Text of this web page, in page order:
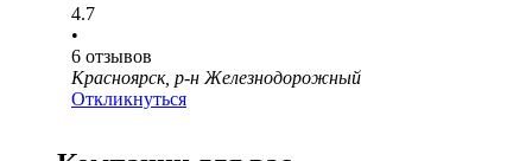
4.7
•
6 отзывов
Красноярск, р-н Железнодорожный
Откликнуться